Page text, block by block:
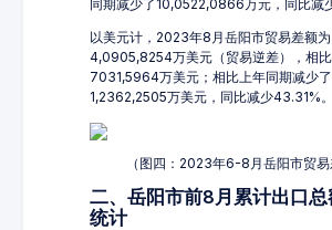
同期减少了10,0522,0866万元，同比减
以美元计，2023年8月岳阳市贸易差额为
4,0905,8254万美元（贸易逆差），相
7031,5964万美元；相比上年同期减少了
1,2362,2505万美元，同比减少43.31%。
（图四：2023年6-8月岳阳市贸易
二、岳阳市前8月累计出口
统计